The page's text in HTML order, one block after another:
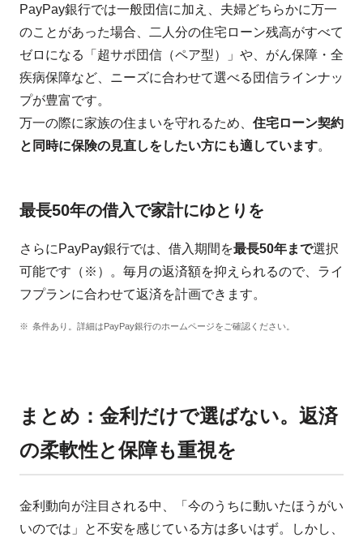
PayPay銀行では一般団信に加え、夫婦どちらかに万一
のことがあった場合、二人分の住宅ローン残高がすべて
ゼロになる「超サポ団信（ペア型）」や、がん保障・全
疾病保障など、ニーズに合わせて選べる団信ラインナッ
プが豊富です。
万一の際に家族の住まいを守れるため、 住宅ローン契約
と同時に保険の見直しをしたい方にも適しています。
最長50年の借入で家計にゆとりを
さらにPayPay銀行では、借入期間を最長50年まで選択
可能です（※）。毎月の返済額を抑えられるので、ライ
フプランに合わせて返済を計画できます。
条件あり。詳細はPayPay銀行のホームページをご確認ください。
まとめ：金利だけで選ばない。返済
の柔軟性と保障も重視を
金利動向が注目される中、「今のうちに動いたほうがい
いのでは」と不安を感じている方は多いはず。しかし、